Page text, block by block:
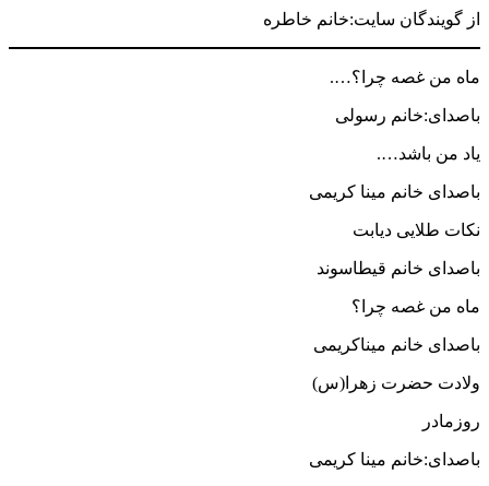
از گویندگان سایت:خانم خاطره
ماه من غصه چرا؟….
باصدای:خانم رسولی
یاد من باشد….
باصدای خانم مینا کریمی
نکات طلایی دیابت
باصدای خانم قیطاسوند
ماه من غصه چرا؟
باصدای خانم میناکریمی
ولادت حضرت زهرا(س)
روزمادر
باصدای:خانم مینا کریمی